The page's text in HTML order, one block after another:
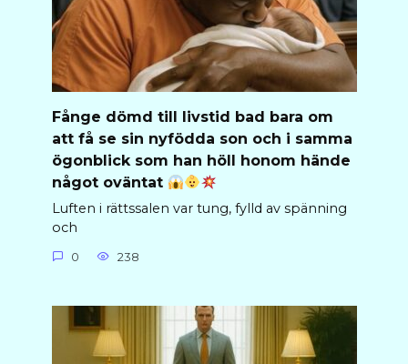
Fånge dömd till livstid bad bara om
att få se sin nyfödda son och i samma
ögonblick som han höll honom hände
något oväntat
Luften i rättssalen var tung, fylld av spänning
och
0 238